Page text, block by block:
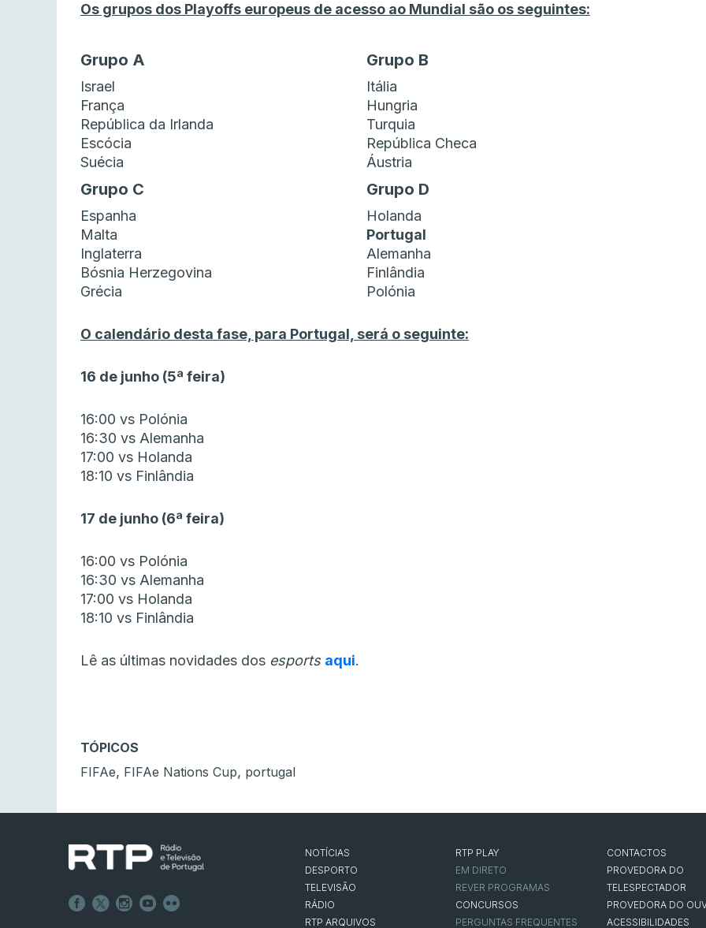
Os grupos dos Playoffs europeus de acesso ao Mundial são os seguintes:
Grupo A Grupo B
Israel
Itália
França
Hungria
República da Irlanda
Turquia
Escócia
República Checa
Suécia
Áustria
Grupo C Grupo D
Espanha
Holanda
Malta
Portugal
Inglaterra
Alemanha
Bósnia Herzegovina
Finlândia
Grécia
Polónia
O calendário desta fase, para Portugal, será o seguinte:
16 de junho (5ª feira)
16:00 vs Polónia
16:30 vs Alemanha
17:00 vs Holanda
18:10 vs Finlândia
17 de junho (6ª feira)
16:00 vs Polónia
16:30 vs Alemanha
17:00 vs Holanda
18:10 vs Finlândia
Lê as últimas novidades dos esports aqui.
TÓPICOS
FIFAe, FIFAe Nations Cup, portugal
NOTÍCIAS
DESPORTO
TELEVISÃO
RÁDIO
RTP ARQUIVOS
RTP PLAY
EM DIRETO
REVER PROGRAMAS
CONCURSOS
PERGUNTAS FREQUENTES
CONTACTOS
PROVEDORA DO
TELESPECTADOR
PROVEDORA DO
ACESSIBILIDADES